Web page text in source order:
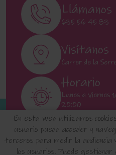
En esta web utilizamos
usuario pueda acceder y
terceros para medir la audiencia
los usuarios. Puede
Llámanos
635 56 45 83
Visítanos
Carrer de la
Horario
Lunes a
20:00
Sábados 11:00 a
INICIO